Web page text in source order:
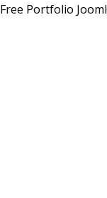
Free Portfolio